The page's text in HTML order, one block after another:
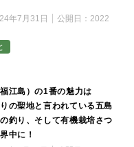
年7月31日 公開日： 2022
江島）の1番の魅力は
りの聖地と言われている五島
釣り、そして有機栽培さつ
中に！